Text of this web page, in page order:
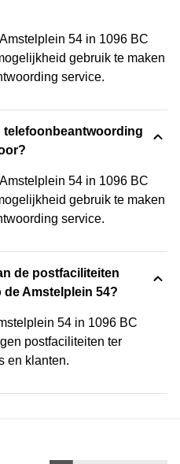
54 in 1096 BC
gebruik te maken
service.
telefoonbeantwoording
54 in 1096 BC
gebruik te maken
service.
de postfaciliteiten
Amstelplein 54?
54 in 1096 BC
postfaciliteiten ter
en klanten.